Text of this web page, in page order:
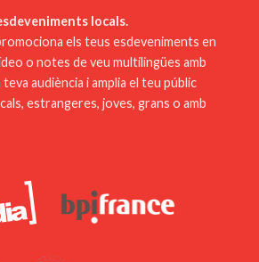
locals.
els teus esdeveniments en
o notes de veu multilingües amb
audiència i amplia el teu públic
estrangeres, joves, grans o amb